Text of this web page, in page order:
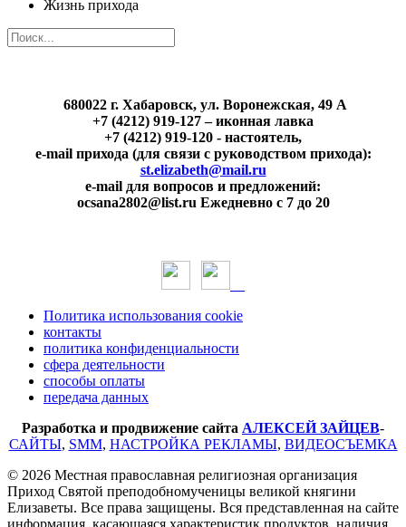
Жизнь прихода
680022 г. Хабаровск, ул. Воронежская, 49 А
+7 (4212) 919-127 – иконная лавка
+7 (4212) 919-120 - настоятель,
e-mail прихода (для связи с руководством прихода):
st.elizabeth@mail.ru
e-mail для вопросов и предложений:
ocsana2802@list.ru Ежедневно с 7 до 20
Политика использования cookie
контакты
политика конфиденциальности
сфера деятельности
способы оплаты
передача данных
Разработка и продвижение сайта АЛЕКСЕЙ ЗАЙЦЕВ-
САЙТЫ, SMM, НАСТРОЙКА РЕКЛАМЫ, ВИДЕОСЪЕМКА
© 2026 Местная православная религиозная организация
Приход Святой преподобномученицы великой княгини
Елизаветы. Все права защищены. Вся представленная на сайте